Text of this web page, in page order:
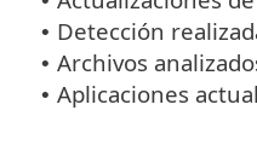
• Detección
• Archivos
• Aplicaciones